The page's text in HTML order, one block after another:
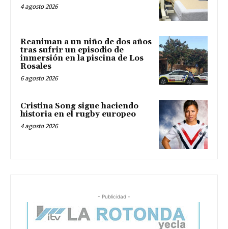
4 agosto 2026
Reaniman a un niño de dos años
tras sufrir un episodio de
inmersión en la piscina de Los
Rosales
6 agosto 2026
Cristina Song sigue haciendo
historia en el rugby europeo
4 agosto 2026
- Publicidad -